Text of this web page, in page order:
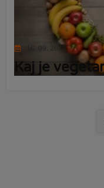
16. 09. 2025
Kaj je